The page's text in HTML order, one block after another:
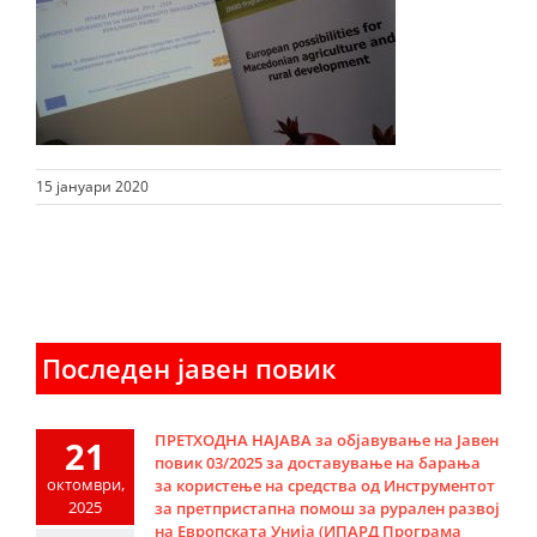
15 јануари 2020
Последен јавен повик
21
октомври,
2025
ПРЕТХОДНА НАЈАВА за објавување на Јавен
повик 03/2025 за доставување на барања
за користење на средства од Инструментот
за претпристапна помош за рурален развој
на Европската Унија (ИПАРД Програма